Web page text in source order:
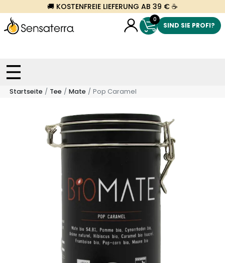
🚚 KOSTENFREIE LIEFERUNG AB 39 € ☕
0
SIND SIE PROFI?
Startseite Tee Mate Pop Caramel